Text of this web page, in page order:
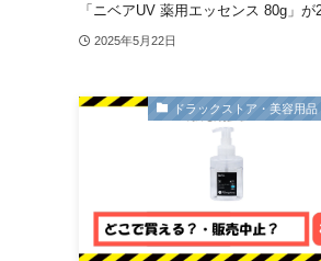
「ニベアUV 薬用エッセンス 80g」が
2025年5月22日
ドラックストア・美容用品